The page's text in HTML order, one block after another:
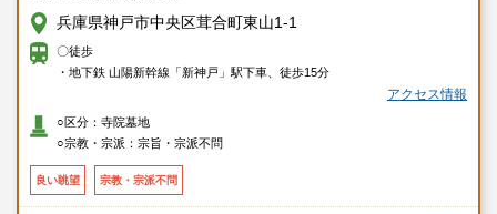
兵庫県神戸市中央区茸合町東山1-1
〇徒歩
・地下鉄 山陽新幹線「新神戸」駅下車、徒歩15分
アクセス情報
○区分：寺院墓地
○宗教・宗派：宗旨・宗派不問
良い眺望 宗教・宗派不問